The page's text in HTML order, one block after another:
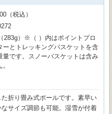
（税込）
283g）※（ ）内はポイントプロ
ーとトレッキングバスケットを含
量です。スノーバスケットは含み
折り畳み式ポールです。素早い
サイズ調節も可能。湿雪が付着